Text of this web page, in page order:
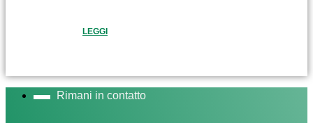
LEGGI
Rimani in contatto